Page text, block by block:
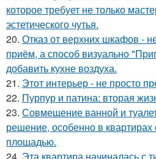
которое требует не только
эстетического чутья.
20. Отказ от верхних шкафов -
приём, а способ визуально
добавить кухне воздуха.
21. Этот интерьер - не просто
22. Пурпур и патина: вторая
23. Совмещение ванной и
решение, особенно в квартирах
площадью.
24. Эта квартира начиналась с